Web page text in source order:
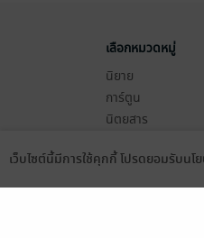
เลือกหมวดหมู่
นิยาย
การ์ตูน
นิตยสาร
หนังสือเสียง
บุฟเฟต์
เว็บไซต์นี้มีการใช้คุกกี้ โปรดยอมรับ